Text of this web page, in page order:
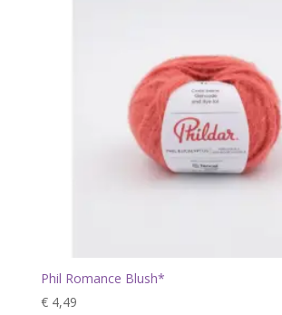
Phil Romance Blush*
€4,49